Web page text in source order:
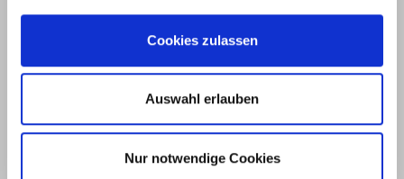
Cookies zulassen
Auswahl erlauben
Nur notwendige Cookies
Construcción de terrazas y
Conectores para Estructuras de
Servicio
Software para la planificación
Planificador de fachadas